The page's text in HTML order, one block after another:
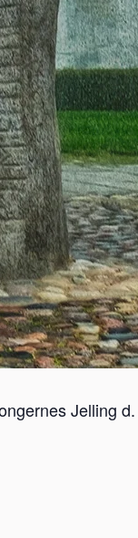
Jelling